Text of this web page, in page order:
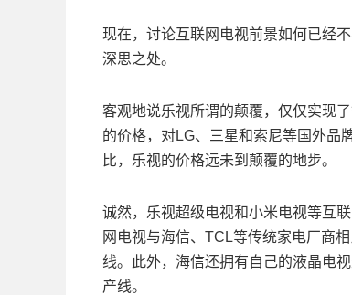
现在，讨论互联网电视前景如何已经
深思之处。
客观地说乐视所谓的颠覆，仅仅实现
的价格，对LG、三星和索尼等国外品
比，乐视的价格远未到颠覆的地步。
诚然，乐视超级电视和小米电视等互
网电视与海信、TCL等传统家电厂商
线。此外，海信还拥有自己的液晶电
产线。